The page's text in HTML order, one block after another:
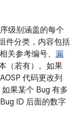
级别涵盖的每个
件分类，内容包括
关参考编号、 漏
（若有）。如果
代码更改列
果某个 Bug 有多
ID 后面的数字